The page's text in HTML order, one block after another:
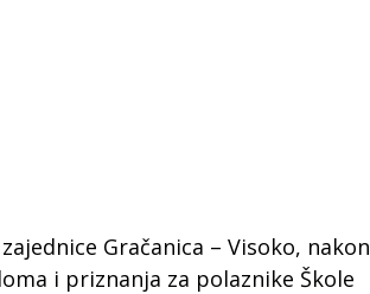
Gračanica – Visoko, nakon
i priznanja za polaznike Škole